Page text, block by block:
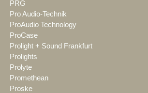
PRG
Pro Audio-Technik
ProAudio Technology
ProCase
Prolight + Sound Frankfurt
Prolights
Prolyte
Promethean
Proske